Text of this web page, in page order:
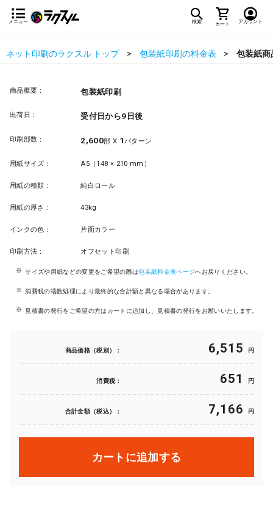
メニュー 検索 カート アカウント
ネット印刷のラクスル トップ 包装紙印刷の料金表 包装紙商
商品概要： 包装紙印刷
出荷日： 受付日から9日後
印刷部数： 2,600部 X 1パターン
用紙サイズ： A5（148 × 210 mm）
用紙の種類： 純白ロール
用紙の厚さ： 43kg
インクの色： 片面カラー
印刷方法： オフセット印刷
サイズや用紙などの変更をご希望の際は包装紙料金表ページへお戻りください。
消費税の端数処理により最終的な合計額と異なる場合があります。
見積書の発行をご希望の方はカートに追加し、見積書の発行をお願いいたします。
商品価格（税別）： 6,515 円
消費税： 651 円
合計金額（税込）： 7,166 円
カートに追加する